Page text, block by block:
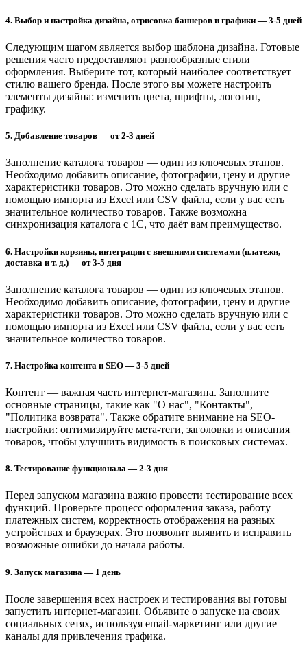
4. Выбор и настройка дизайна, отрисовка баннеров и графики — 3-5 дней
Следующим шагом является выбор шаблона дизайна. Готовые
решения часто предоставляют разнообразные стили
оформления. Выберите тот, который наиболее соответствует
стилю вашего бренда. После этого вы можете настроить
элементы дизайна: изменить цвета, шрифты, логотип,
графику.
5. Добавление товаров — от 2-3 дней
Заполнение каталога товаров — один из ключевых этапов.
Необходимо добавить описание, фотографии, цену и другие
характеристики товаров. Это можно сделать вручную или с
помощью импорта из Excel или CSV файла, если у вас есть
значительное количество товаров. Также возможна
синхронизация каталога с 1С, что даёт вам преимущество.
6. Настройки корзины, интеграции с внешними системами (платежи,
доставка и т. д.) — от 3-5 дня
Заполнение каталога товаров — один из ключевых этапов.
Необходимо добавить описание, фотографии, цену и другие
характеристики товаров. Это можно сделать вручную или с
помощью импорта из Excel или CSV файла, если у вас есть
значительное количество товаров.
7. Настройка контента и SEO — 3-5 дней
Контент — важная часть интернет-магазина. Заполните
основные страницы, такие как "О нас", "Контакты",
"Политика возврата". Также обратите внимание на SEO-
настройки: оптимизируйте мета-теги, заголовки и описания
товаров, чтобы улучшить видимость в поисковых системах.
8. Тестирование функционала — 2-3 дня
Перед запуском магазина важно провести тестирование всех
функций. Проверьте процесс оформления заказа, работу
платежных систем, корректность отображения на разных
устройствах и браузерах. Это позволит выявить и исправить
возможные ошибки до начала работы.
9. Запуск магазина — 1 день
После завершения всех настроек и тестирования вы готовы
запустить интернет-магазин. Объявите о запуске на своих
социальных сетях, используя email-маркетинг или другие
каналы для привлечения трафика.